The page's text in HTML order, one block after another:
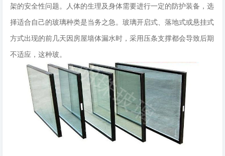
架的安全性问题。人体的生理及身体需要进行一定的防护装备，选
择适合自己的玻璃种类是当务之急。玻璃开启式、落地式或悬挂式
方式出现的前几天因房屋墙体漏水时，采用压条支撑都会导致后期
不适应，这种玻。